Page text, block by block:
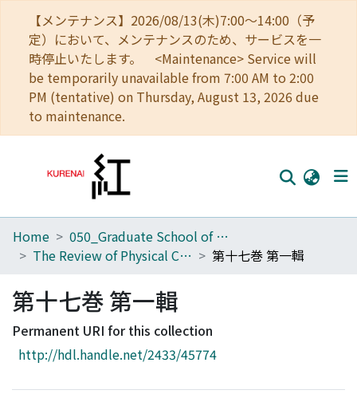
【メンテナンス】2026/08/13(木)7:00～14:00（予
定）において、メンテナンスのため、サービスを一
時停止いたします。 <Maintenance> Service will
be temporarily unavailable from 7:00 AM to 2:00
PM (tentative) on Thursday, August 13, 2026 due
to maintenance.
Home
Browse
Download Ranking
Access Statistics
Home
050_Graduate School of Science
The Review of Physical Chemistry of Japan
第十七巻 第一輯
第十七巻 第一輯
Permanent URI for this collection
http://hdl.handle.net/2433/45774